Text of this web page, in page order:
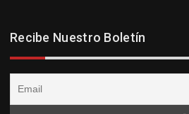
Recibe Nuestro Boletín